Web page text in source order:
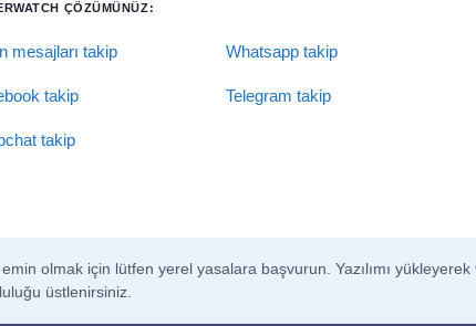
ÇÖZÜMÜNÜZ:
mesajları takip Whatsapp takip
takip Telegram takip
takip
olmak için lütfen yerel yasalara başvurun. Yazılımı
üstlenirsiniz.